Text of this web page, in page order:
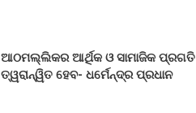
ଆଠମଲ୍ଲିକର ଆର୍ଥିକ ଓ ସାମାଜିକ ପ୍ରଗତି
ତ୍ୱରାନ୍ୱିତ ହେବ- ଧର୍ମେନ୍ଦ୍ର ପ୍ରଧାନ